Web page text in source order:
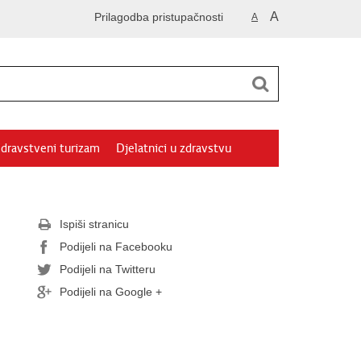
A A
Prilagodba pristupačnosti
turizam Djelatnici u zdravstvu
Ispiši stranicu
Podijeli na Facebooku
Podijeli na Twitteru
Podijeli na Google +